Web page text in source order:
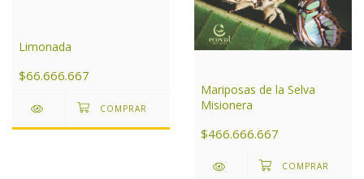
Limonada
$66.666.667
Mariposas de la Selva
Misionera
$466.666.667